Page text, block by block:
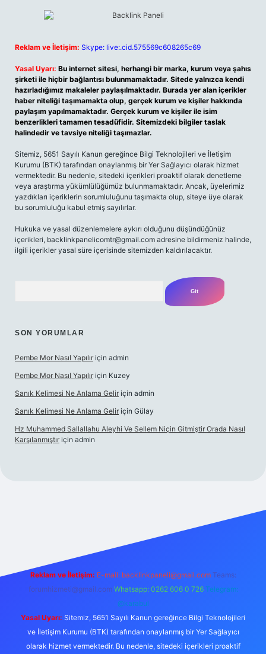
Reklam ve İletişim: Skype: live:.cid.575569c608265c69
Yasal Uyarı: Bu internet sitesi, herhangi bir marka, kurum veya şahıs
şirketi ile hiçbir bağlantısı bulunmamaktadır. Sitede yalnızca kendi
hazırladığımız makaleler paylaşılmaktadır. Burada yer alan içerikler
haber niteliği taşımamakta olup, gerçek kurum ve kişiler hakkında
paylaşım yapılmamaktadır. Gerçek kurum ve kişiler ile isim
benzerlikleri tamamen tesadüfidir. Sitemizdeki bilgiler taslak
halindedir ve tavsiye niteliği taşımazlar.
Sitemiz, 5651 Sayılı Kanun gereğince Bilgi Teknolojileri ve İletişim
Kurumu (BTK) tarafından onaylanmış bir Yer Sağlayıcı olarak hizmet
vermektedir. Bu nedenle, sitedeki içerikleri proaktif olarak denetleme
veya araştırma yükümlülüğümüz bulunmamaktadır. Ancak, üyelerimiz
yazdıkları içeriklerin sorumluluğunu taşımakta olup, siteye üye olarak
bu sorumluluğu kabul etmiş sayılırlar.
Hukuka ve yasal düzenlemelere aykırı olduğunu düşündüğünüz
içerikleri, backlinkpanelicomtr@gmail.com adresine bildirmeniz halinde,
ilgili içerikler yasal süre içerisinde sitemizden kaldırılacaktır.
SON YORUMLAR
Pembe Mor Nasıl Yapılır için admin
Pembe Mor Nasıl Yapılır için Kuzey
Sanık Kelimesi Ne Anlama Gelir için admin
Sanık Kelimesi Ne Anlama Gelir için Gülay
Hz Muhammed Sallallahu Aleyhi Ve Sellem Niçin Gitmiştir Orada Nasıl
Karşılanmıştır için admin
Reklam ve İletişim: E-mail: backlinkpaneli@gmail.com Teams:
forumhizmeti@gmail.com Whatsapp: 0262 606 0 726 Telegram:
@karabul
Yasal Uyarı: Sitemiz, 5651 Sayılı Kanun gereğince Bilgi Teknolojileri
ve İletişim Kurumu (BTK) tarafından onaylanmış bir Yer Sağlayıcı
olarak hizmet vermektedir. Bu nedenle, sitedeki içerikleri proaktif